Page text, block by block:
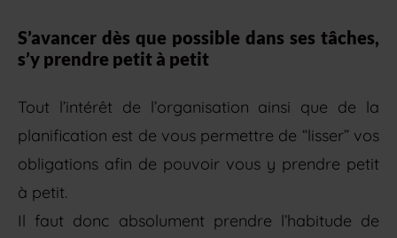
S’avancer dès que possible dans ses tâches,
s’y prendre petit à petit
Tout l’intérêt de l’organisation ainsi que de la
planification est de vous permettre de “lisser” vos
obligations afin de pouvoir vous y prendre petit
à petit.
Il faut donc absolument prendre l’habitude de